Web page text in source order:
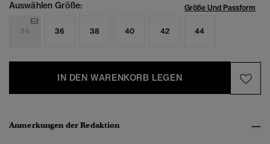
Auswählen Größe: Größe Und Passform
34 36 38 40 42 44
IN DEN WARENKORB LEGEN
Anmerkungen der Redaktion